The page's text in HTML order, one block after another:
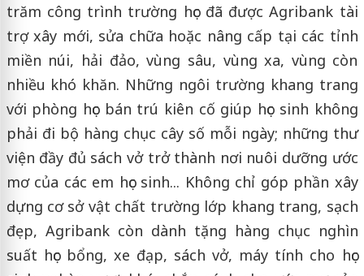
trăm công trình trường học đã được Agribank tài
trợ xây mới, sửa chữa hoặc nâng cấp tại các tỉnh
miền núi, hải đảo, vùng sâu, vùng xa, vùng còn
nhiều khó khăn. Những ngôi trường khang trang
với phòng học bán trú kiên cố giúp học sinh không
phải đi bộ hàng chục cây số mỗi ngày; những thư
viện đầy đủ sách vở trở thành nơi nuôi dưỡng ước
mơ của các em học sinh... Không chỉ góp phần xây
dựng cơ sở vật chất trường lớp khang trang, sạch
đẹp, Agribank còn dành tặng hàng chục nghìn
suất học bổng, xe đạp, sách vở, máy tính cho học